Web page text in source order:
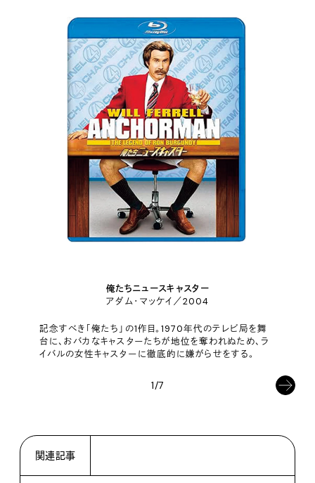
俺たちニュースキャスター
アダム・マッケイ／2004
記念すべき「俺たち」の1作目。1970年代のテレビ局を舞
台に、おバカなキャスターたちが地位を奪われぬため、ラ
イバルの女性キャスターに徹底的に嫌がらせをする。
1/7
関連記事